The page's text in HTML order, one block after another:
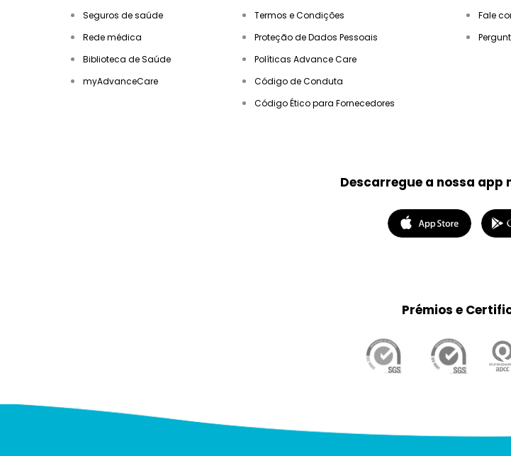
Seguros de saúde
Rede médica
Biblioteca de Saúde
myAdvanceCare
Termos e Condições
Proteção de Dados Pessoais
Políticas Advance Care
Código de Conduta
Código Ético para Fornecedores
Fale
Descarregue a nossa app
Prémios e